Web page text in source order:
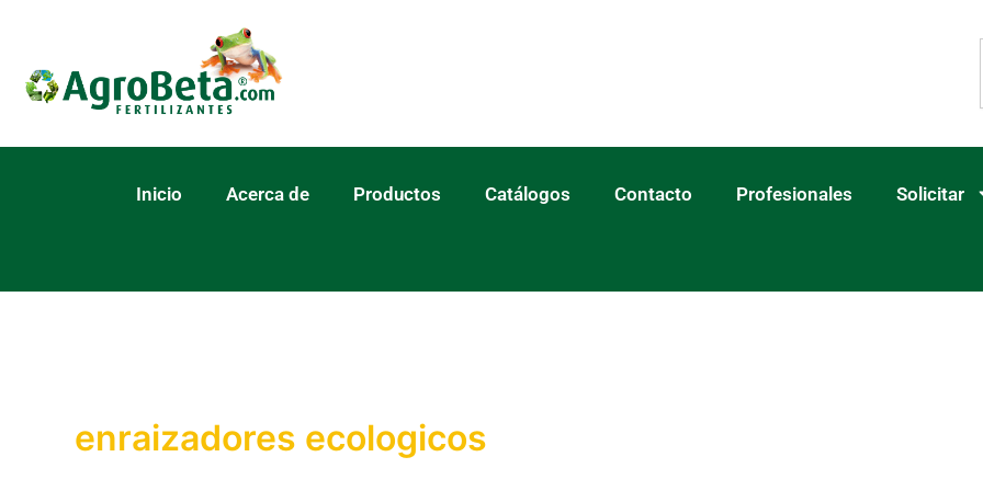
contenido
Inicio Acerca de Productos Catálogos Contacto Profesionales Solicitar
enraizadores ecologicos